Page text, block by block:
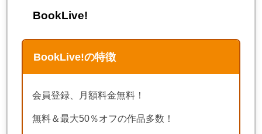
BookLive!
BookLive!の特徴
会員登録、月額料金無料！
無料＆最大50％オフの作品多数！